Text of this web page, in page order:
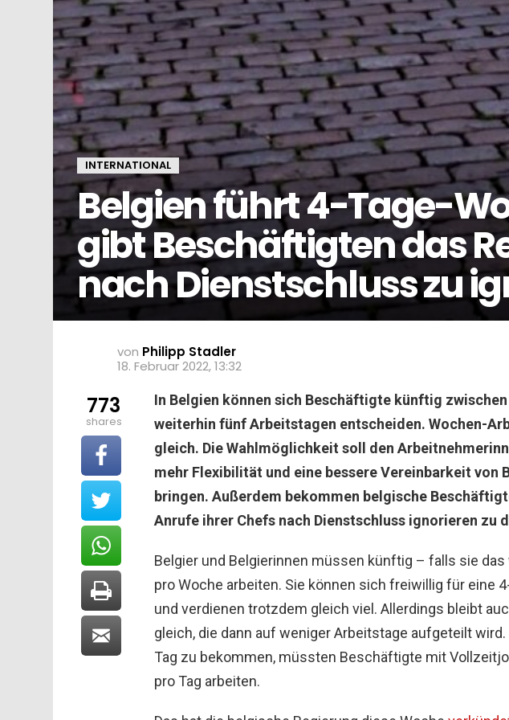
INTERNATIONAL
Belgien führt 4-Tage-
gibt Beschäftigten das
nach Dienstschluss zu
von Philipp Stadler
18. Februar 2022, 13:32
In Belgien können sich Beschäftigte künftig
weiterhin fünf Arbeitstagen entscheiden. Wochen-
gleich. Die Wahlmöglichkeit soll den
mehr Flexibilität und eine bessere Vereinbarkeit von
bringen. Außerdem bekommen belgische
Anrufe ihrer Chefs nach Dienstschluss ignorieren zu
Belgier und Belgierinnen müssen künftig – falls sie
pro Woche arbeiten. Sie können sich freiwillig für eine
und verdienen trotzdem gleich viel. Allerdings bleibt
gleich, die dann auf weniger Arbeitstage aufgeteilt
Tag zu bekommen, müssten Beschäftigte mit
pro Tag arbeiten.
773
shares